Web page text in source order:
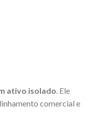
ativo isolado. Ele
comercial e